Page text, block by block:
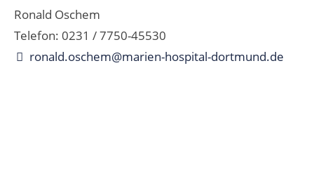
Ronald Oschem
Telefon: 0231 / 7750-45530
ronald.oschem@marien-hospital-dortmund.de